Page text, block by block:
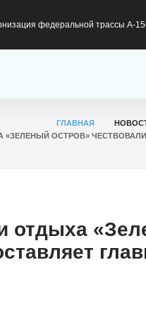
к участникам Всероссийского
Черкесия готовится к
2026 года
ГЛАВНАЯ
«ЗЕЛЕНЫЙ ОСТРОВ»
отдыха